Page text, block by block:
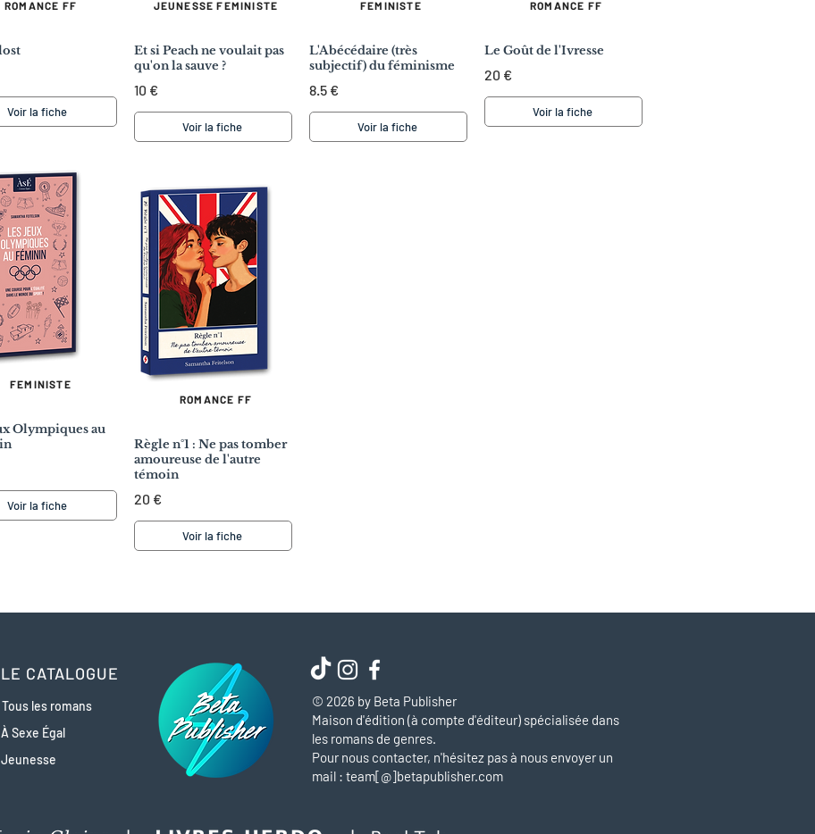
ROMANCE FF
Voir la fiche
FEMINISTE
Olympiques au
Voir la fiche
JEUNESSE FEMINISTE
Et si Peach ne voulait pas
qu'on la sauve ?
10 €
Voir la fiche
ROMANCE FF
Règle n°1 : Ne pas tomber
amoureuse de l'autre
témoin
20 €
Voir la fiche
FEMINISTE
L'Abécédaire (très
subjectif) du féminisme
8.5 €
Voir la fiche
ROMANCE FF
Le Goût de l'Ivresse
20 €
Voir la fiche
© 2026 by Beta Publisher
Maison d'édition (à compte d'éditeur) spécialisée dans
les romans de genres.
Pour nous contacter, n'hésitez pas à nous envoyer un
mail : team[@]betapublisher.com
LE CATALOGUE
Tous les romans
À Sexe Égal
Jeunesse